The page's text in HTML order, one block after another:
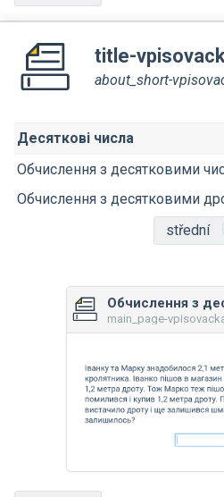
title-
about_short-
Десяткові числа
Обчислення з десятковими
Обчислення з десятковими
střední
main_page-